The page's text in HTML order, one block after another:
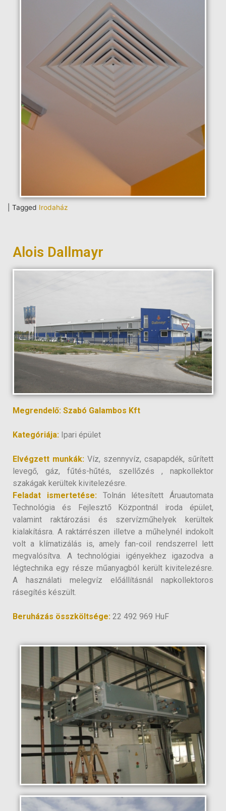
Tagged Irodaház
Alois Dallmayr
Megrendelő: Szabó Galambos Kft
Kategóriája: Ipari épület
Elvégzett munkák: Víz, szennyvíz, csapapdék, sűrített
levegő, gáz, fűtés-hűtés, szellőzés , napkollektor
szakágak kerültek kivitelezésre.
Feladat ismertetése: Tolnán létesített Áruautomata
Technológia és Fejlesztő Központnál iroda épület,
valamint raktározási és szervízműhelyek kerültek
kialakításra. A raktárrészen illetve a műhelynél indokolt
volt a klímatizálás is, amely fan-coil rendszerrel lett
megvalósítva. A technológiai igényekhez igazodva a
légtechnika egy része műanyagból került kivitelezésre.
A használati melegvíz előállításnál napkollektoros
rásegítés készült.
Beruházás összköltsége: 22 492 969 HuF